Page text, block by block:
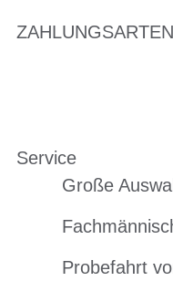
ZAHLUNGSARTEN
Service
Große
Probefahrt